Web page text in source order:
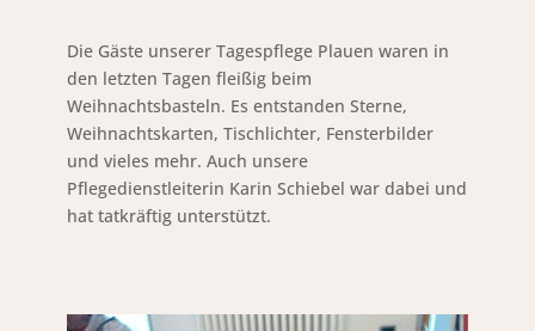
Die Gäste unserer Tagespflege Plauen waren in
den letzten Tagen fleißig beim
Weihnachtsbasteln. Es entstanden Sterne,
Weihnachtskarten, Tischlichter, Fensterbilder
und vieles mehr. Auch unsere
Pflegedienstleiterin Karin Schiebel war dabei und
hat tatkräftig unterstützt.